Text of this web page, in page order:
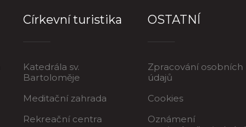
Církevní turistika
Katedrála sv.
Bartoloměje
Meditační zahrada
Rekreační centra
OSTATNÍ
Zpracování osobních
údajů
Cookies
Oznámení